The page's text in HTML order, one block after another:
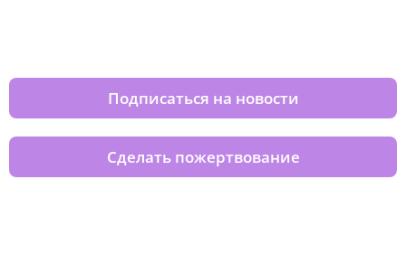
Подписаться на новости
Сделать пожертвование